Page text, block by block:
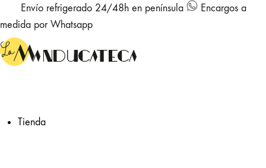
Envío refrigerado 24/48h en península
Encargos a
medida por Whatsapp
Tienda